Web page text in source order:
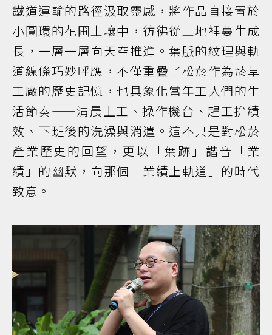
鐵道運輸的路徑汲取靈感，將作品直接置於
小圓環的花圃土壤中，彷彿從土地裡蔓生成
長，一層一層向天空推進。葉脈的紋理與軌
道線條巧妙呼應，不僅重疊了松菸作為菸草
工廠的歷史記憶，也具象化當年工人們的生
活節奏——清晨上工、操作機台、趕工拚績
效、下班後的洗澡與消遣。這不只是對松菸
產業歷史的回望，更以「葉跡」諧音「業
績」的幽默，向那個「業績上軌道」的時代
致意。